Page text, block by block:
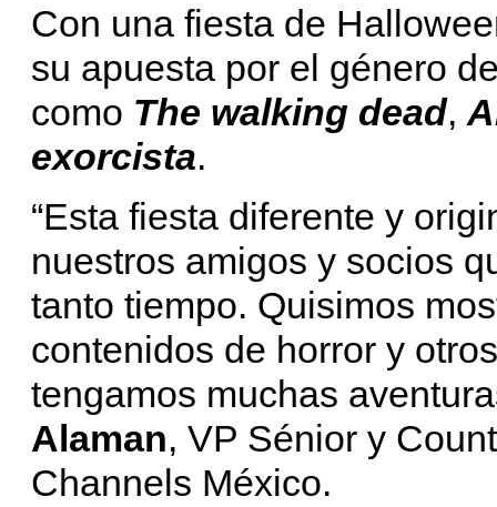
Con una fiesta de
su apuesta por el género
como The walking dead,
exorcista.
“Esta fiesta diferente y
nuestros amigos y socios
tanto tiempo. Quisimos
contenidos de horror y
tengamos muchas
Alaman, VP Sénior y
Channels México.